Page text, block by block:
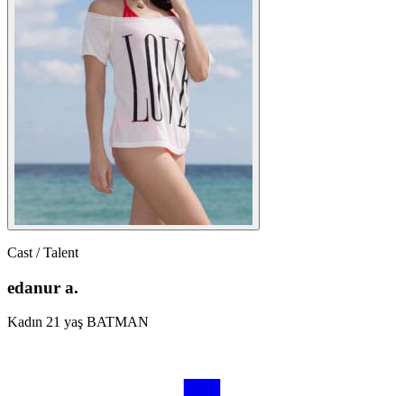
Cast / Talent
edanur a.
Kadın 21 yaş BATMAN